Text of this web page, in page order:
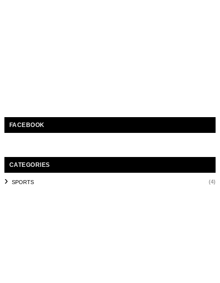
FACEBOOK
CATEGORIES
SPORTS (4)